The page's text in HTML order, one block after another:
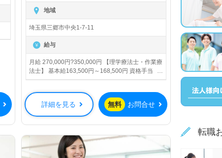
地域
埼玉県三郷市中央1-7-11
給与
月給 270,000円?350,000円 【理学療法士・作業療
法士】 基本給163,500円～168,500円 資格手当
20,000円～20,000円 調整手当86,500円～161,500
遇します。 ※前職給、考慮します。 【柔道整復師
の方の内訳】 基本給 163,500円～168,500円 調整
手当106,500円～181,500円 ◆合計 270,000円～
350,000円 ※経験により優遇します。 ※前職給、
詳細を見る 無料 お問合せ
転職